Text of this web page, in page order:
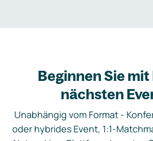
Beginnen Sie
nächsten
Unabhängig vom Format -
oder hybrides Event, 1:1-